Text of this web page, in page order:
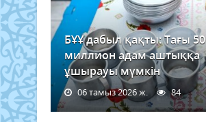
БҰҰ дабыл қақты: Тағы 50
миллион адам аштыққа
ұшырауы мүмкін
06 тамыз 2026 ж. 84